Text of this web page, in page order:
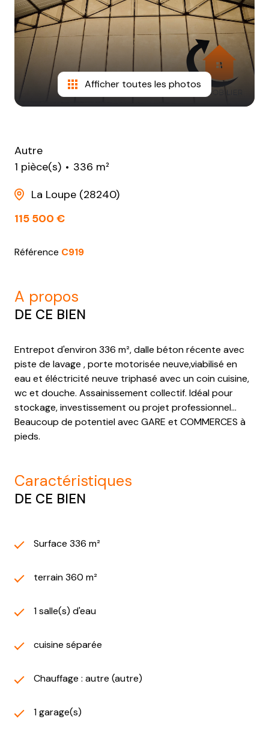
Afficher toutes les photos
Autre
1 pièce(s)
336 m²
La Loupe (28240)
115 500 €
Référence C919
a propos
DE CE BIEN
Entrepot d'environ 336 m², dalle béton récente avec
piste de lavage , porte motorisée neuve,viabilisé en
eau et éléctricité neuve triphasé avec un coin cuisine,
wc et douche. Assainissement collectif. Idéal pour
stockage, investissement ou projet professionnel...
Beaucoup de potentiel avec GARE et COMMERCES à
pieds.
caractéristiques
DE CE BIEN
Surface 336 m²
terrain 360 m²
1 salle(s) d'eau
cuisine séparée
Chauffage : autre (autre)
1 garage(s)